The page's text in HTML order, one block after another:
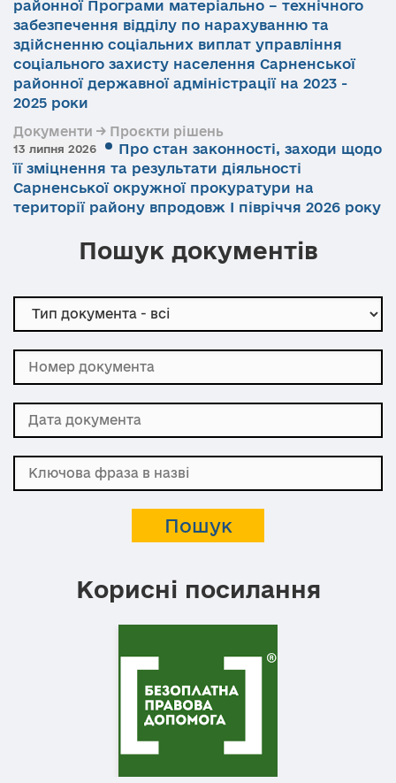
районної Програми матеріально – технічного
забезпечення відділу по нарахуванню та
здійсненню соціальних виплат управління
соціального захисту населення Сарненської
районної державної адміністрації на 2023 -
2025 роки
Документи → Проєкти рішень
13 липня 2026
Про стан законності, заходи щодо
її зміцнення та результати діяльності
Сарненської окружної прокуратури на
території району впродовж І півріччя 2026 року
Пошук документів
Корисні посилання